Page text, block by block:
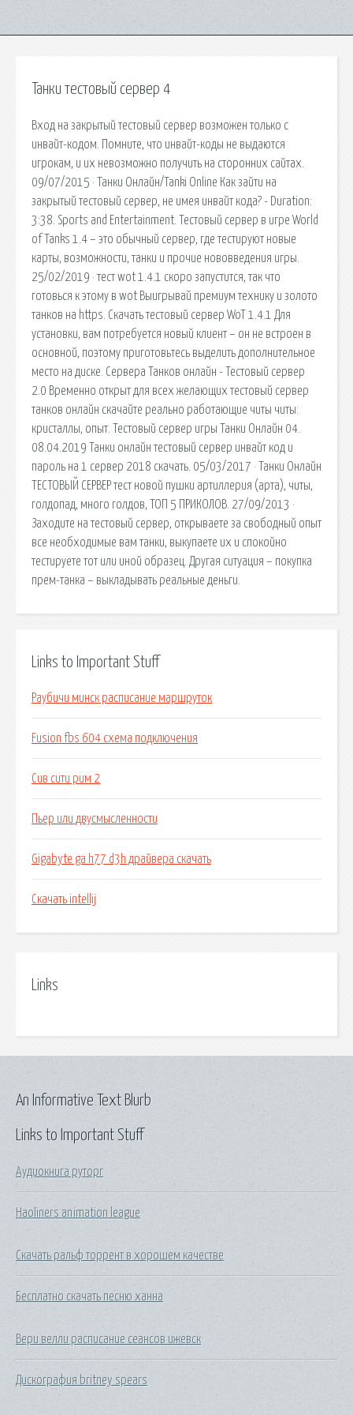
Танки тестовый сервер 4
Вход на закрытый тестовый сервер возможен только с
инвайт-кодом. Помните, что инвайт-коды не выдаются
игрокам, и их невозможно получить на сторонних сайтах.
09/07/2015 · Танки Онлайн/Tanki Online Как зайти на
закрытый тестовый сервер, не имея инвайт кода? - Duration:
3:38. Sports and Entertainment. Тестовый сервер в игре World
of Tanks 1.4 – это обычный сервер, где тестируют новые
карты, возможности, танки и прочие нововведения игры.
25/02/2019 · тест wot 1.4.1 скоро запустится, так что
готовься к этому в wot Выигрывай премиум технику и золото
танков на https. Скачать тестовый сервер WoT 1.4.1 Для
установки, вам потребуется новый клиент – он не встроен в
основной, поэтому приготовьтесь выделить дополнительное
место на диске. Сервера Танков онлайн - Тестовый сервер
2.0 Временно открыт для всех желающих тестовый сервер
танков онлайн скачайте реально работающие читы читы:
кристаллы, опыт. Тестовый сервер игры Танки Онлайн 04.
08.04.2019 Танки онлайн тестовый сервер инвайт код и
пароль на 1 сервер 2018 скачать. 05/03/2017 · Танки Онлайн
ТЕСТОВЫЙ СЕРВЕР тест новой пушки артиллерия (арта), читы,
голдопад, много голдов, ТОП 5 ПРИКОЛОВ. 27/09/2013 ·
Заходите на тестовый сервер, открываете за свободный опыт
все необходимые вам танки, выкупаете их и спокойно
тестируете тот или иной образец. Другая ситуация – покупка
прем-танка – выкладывать реальные деньги.
Links to Important Stuff
Раубичи минск расписание маршруток
Fusion fbs 604 схема подключения
Сив сити рим 2
Пьер или двусмысленности
Gigabyte ga h77 d3h драйвера скачать
Скачать intellij
Links
Links to Important Stuff
Аудиокнига руторг
Haoliners animation league
Скачать ральф торрент в хорошем качестве
Бесплатно скачать песню ханна
Вери велли расписание сеансов ижевск
Дискография britney spears
An Informative Text Blurb